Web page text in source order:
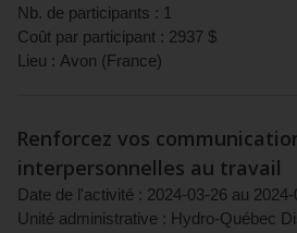
Nb. de participants : 1
Coût par participant : 2937 $
Lieu : Avon ( France)
Renforcez vos
interpersonnelles au travail
Date de l'activité : 2024-03-26 au
Unité administrative : Hydro-Québec